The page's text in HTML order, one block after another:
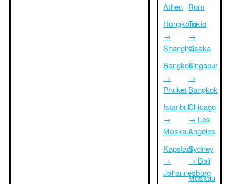
Athen
Hongkong
→
Shanghai
Bangkok
→
Phuket
Istanbul
→
Moskau
Kapstadt
→
Johannesburg
Rom
Tokio
→
Osaka
Singapur
→
Bangkok
Chicago
→ Los
Angeles
Sydney
→ Bali
Moskau